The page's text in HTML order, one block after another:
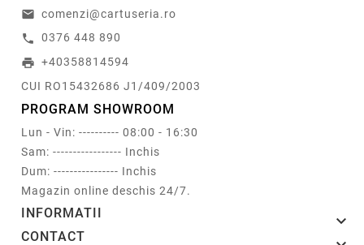
email comenzi@cartuseria.ro
call 0376 448 890
print +40358814594
CUI RO15432686 J1/409/2003
PROGRAM SHOWROOM
Lun - Vin: ---------- 08:00 - 16:30
Sam: ----------------- Inchis
Dum: ---------------- Inchis
Magazin online deschis 24/7.
INFORMATII 
CONTACT